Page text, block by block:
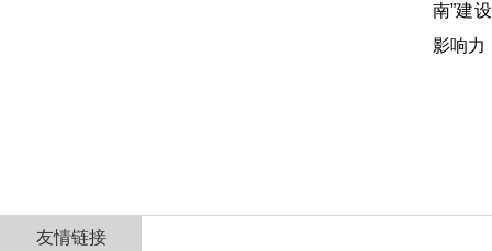
南”建
影响力
友情链接